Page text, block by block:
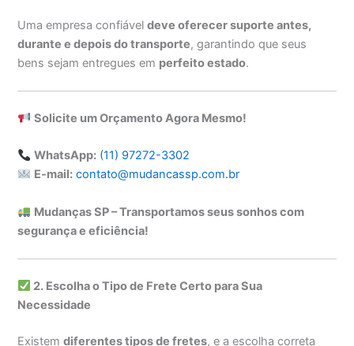
Uma empresa confiáveldeve oferecer suporte antes,
durante e depois do transporte, garantindo que seus
bens sejam entregues em perfeito estado.
Solicite um Orçamento Agora Mesmo!
WhatsApp: (11) 97272-3302
E-mail: contato@mudancassp.com.br
Mudanças SP – Transportamos seus sonhos com
segurança e eficiência!
2. Escolha o Tipo de Frete Certo para Sua
Necessidade
Existemdiferentes tipos de fretes, e a escolha correta